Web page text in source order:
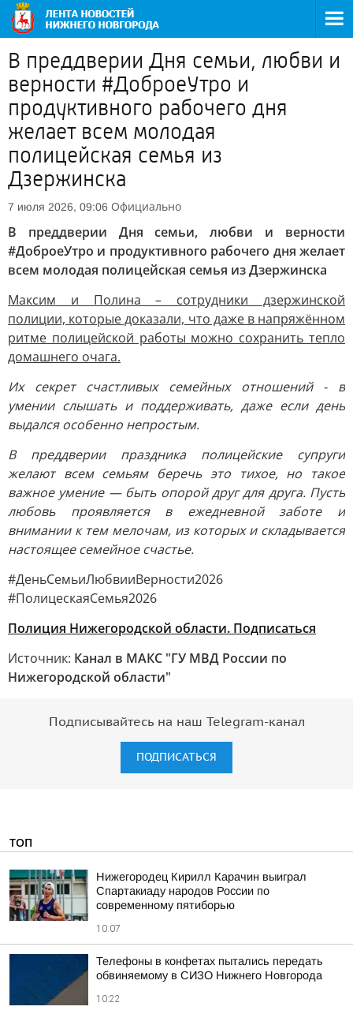
В преддверии Дня семьи, любви и
верности #ДоброеУтро и
продуктивного рабочего дня
желает всем молодая
полицейская семья из
Дзержинска
7 июля 2026, 09:06 Официально
В преддверии Дня семьи, любви и верности
#ДоброеУтро и продуктивного рабочего дня желает
всем молодая полицейская семья из Дзержинска
Максим и Полина – сотрудники дзержинской
полиции, которые доказали, что даже в напряжённом
ритме полицейской работы можно сохранить тепло
домашнего очага.
Их секрет счастливых семейных отношений - в
умении слышать и поддерживать, даже если день
выдался особенно непростым.
В преддверии праздника полицейские супруги
желают всем семьям беречь это тихое, но такое
важное умение — быть опорой друг для друга. Пусть
любовь проявляется в ежедневной заботе и
внимании к тем мелочам, из которых и складывается
настоящее семейное счастье.
#ДеньСемьиЛюбвииВерности2026
#ПолицескаяСемья2026
Полиция Нижегородской области. Подписаться
Источник: Канал в МАКС "ГУ МВД России по
Нижегородской области"
Подписывайтесь на наш Telegram-канал
ПОДПИСАТЬСЯ
ТОП
Нижегородец Кирилл Карачин выиграл
Спартакиаду народов России по
современному пятиборью
10:07
Телефоны в конфетах пытались передать
обвиняемому в СИЗО Нижнего Новгорода
10:22